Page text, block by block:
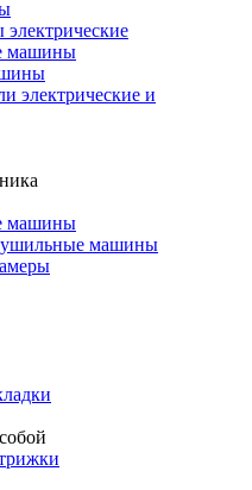
машины
электрические и
машины
машины